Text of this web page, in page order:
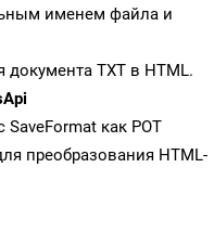
именем файла и
документа TXT в HTML.
SaveFormat как POT
преобразования HTML-